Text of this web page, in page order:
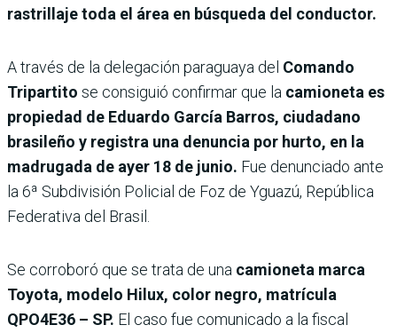
rastrillaje toda el área en búsqueda del conductor.
A través de la delegación paraguaya del Comando
Tripartito se consiguió confirmar que la camioneta es
propiedad de Eduardo García Barros, ciudadano
brasileño y registra una denuncia por hurto, en la
madrugada de ayer 18 de junio. Fue denunciado ante
la 6ª Subdivisión Policial de Foz de Yguazú, República
Federativa del Brasil.
Se corroboró que se trata de una camioneta marca
Toyota, modelo Hilux, color negro, matrícula
QPO4E36 – SP. El caso fue comunicado a la fiscal